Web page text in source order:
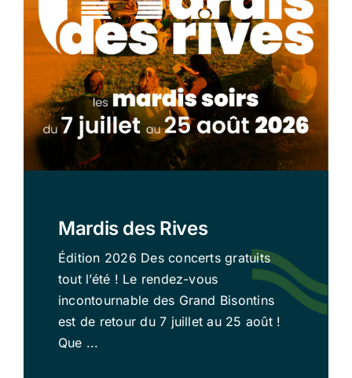
Mardis des Rives
Édition 2026 Des concerts gratuits
tout l’été ! Le rendez-vous
incontournable des Grand Bisontins
est de retour du 7 juillet au 25 août !
Que ...